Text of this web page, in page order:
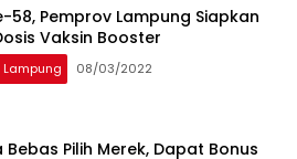
58, Pemprov Lampung Siapkan
Vaksin Booster
08/03/2022
Pilih Merek, Dapat Bonus